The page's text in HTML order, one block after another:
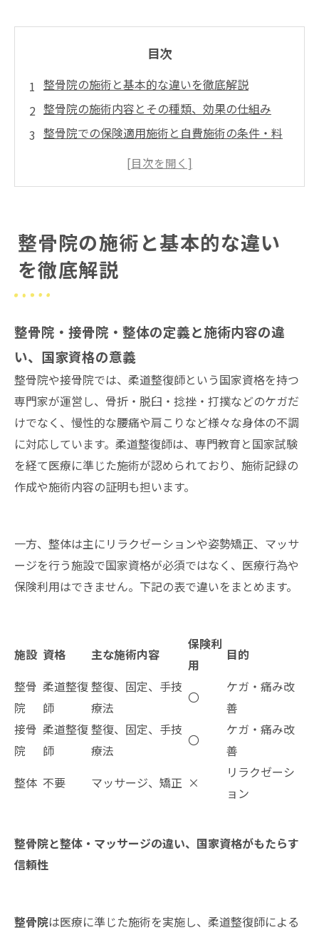
目次
整骨院の施術と基本的な違いを徹底解説
整骨院の施術内容とその種類、効果の仕組み
整骨院での保険適用施術と自費施術の条件・料
整骨院の施術と基本的な違い
を徹底解説
整骨院・接骨院・整体の定義と施術内容の違
い、国家資格の意義
整骨院や接骨院では、柔道整復師という国家資格を持つ
専門家が運営し、骨折・脱臼・捻挫・打撲などのケガだ
けでなく、慢性的な腰痛や肩こりなど様々な身体の不調
に対応しています。柔道整復師は、専門教育と国家試験
を経て医療に準じた施術が認められており、施術記録の
作成や施術内容の証明も担います。
一方、整体は主にリラクゼーションや姿勢矯正、マッサ
ージを行う施設で国家資格が必須ではなく、医療行為や
保険利用はできません。下記の表で違いをまとめます。
施設 資格 主な施術内容
保険利
用
目的
整骨
院
柔道整復
師
整復、固定、手技
療法
〇
ケガ・痛み改
善
接骨
院
柔道整復
師
整復、固定、手技
療法
〇
ケガ・痛み改
善
整体 不要 マッサージ、矯正 ×
リラクゼーシ
ョン
整骨院と整体・マッサージの違い、国家資格がもたらす
信頼性
整骨院は医療に準じた施術を実施し、柔道整復師による